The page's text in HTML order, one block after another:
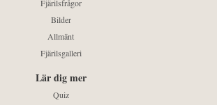
Fjärilsfrågor
Bilder
Allmänt
Fjärilsgalleri
Lär dig mer
Quiz